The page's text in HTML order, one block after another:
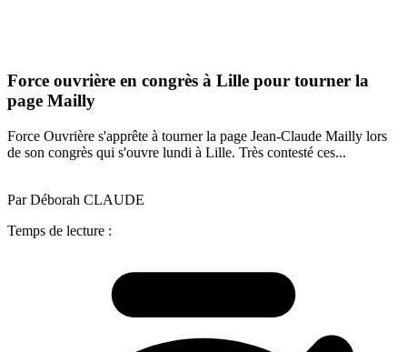
Force ouvrière en congrès à Lille pour tourner la
page Mailly
Force Ouvrière s'apprête à tourner la page Jean-Claude Mailly lors
de son congrès qui s'ouvre lundi à Lille. Très contesté ces...
Par Déborah CLAUDE
Temps de lecture :